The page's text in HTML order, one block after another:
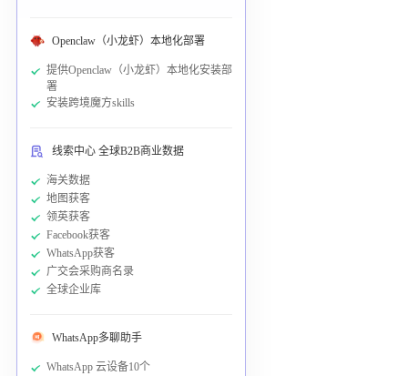
Openclaw（小龙虾）本地化部署
提供Openclaw（小龙虾）本地化安装部
署
安装跨境魔方skills
线索中心 全球B2B商业数据
海关数据
地图获客
领英获客
Facebook获客
WhatsApp获客
广交会采购商名录
全球企业库
WhatsApp多聊助手
WhatsApp 云设备10个